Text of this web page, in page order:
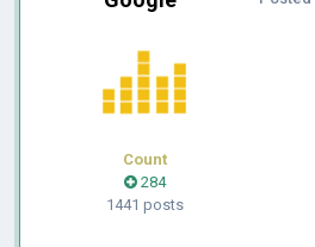
Count
284
1441 posts